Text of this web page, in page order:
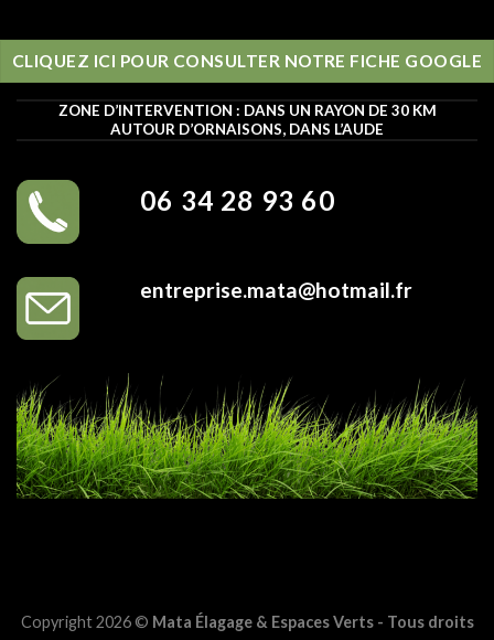
CLIQUEZ ICI POUR CONSULTER NOTRE FICHE GOOGLE
ZONE D’INTERVENTION : DANS UN RAYON DE 30 KM
AUTOUR D’ORNAISONS, DANS L’AUDE
06 34 28 93 60
entreprise.mata@hotmail.fr
Copyright 2026 © Mata Élagage & Espaces Verts - Tous droits